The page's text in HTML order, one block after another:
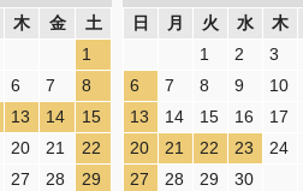
木 金
土
1
6 7
8
13 14
15
20 21
22
27 28
29
日
月 火 水 木
1
2 3
6
7 8 9 10
13
14 15 16 17
20
21 22 23 24
27
28 29
30